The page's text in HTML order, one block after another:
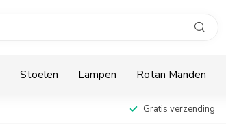
Stoelen Lampen Rotan Manden
Gratis verzending